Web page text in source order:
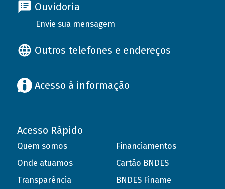
Ouvidoria
Envie sua mensagem
Outros telefones e endereços
Acesso à informação
Acesso Rápido
Quem somos
Onde atuamos
Transparência
Financiamentos
Cartão BNDES
BNDES Finame